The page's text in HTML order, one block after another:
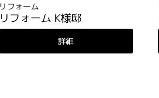
リフォーム
リフォーム K様邸
詳細